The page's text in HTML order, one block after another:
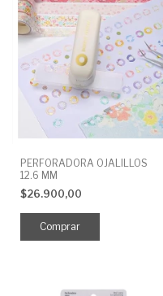
PERFORADORA OJALILLOS
12.6 MM
$26.900,00